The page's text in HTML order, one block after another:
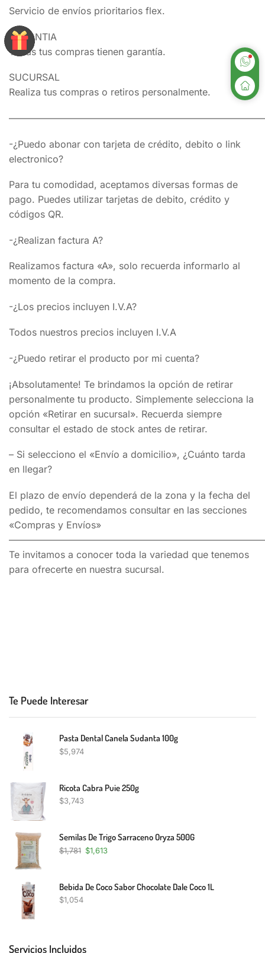
Servicio de envíos prioritarios flex.
GARANTIA
Todas tus compras tienen garantía.
SUCURSAL
Realiza tus compras o retiros personalmente.
-¿Puedo abonar con tarjeta de crédito, debito o link
electronico?
Para tu comodidad, aceptamos diversas formas de
pago. Puedes utilizar tarjetas de debito, crédito y
códigos QR.
-¿Realizan factura A?
Realizamos factura «A», solo recuerda informarlo al
momento de la compra.
-¿Los precios incluyen I.V.A?
Todos nuestros precios incluyen I.V.A
-¿Puedo retirar el producto por mi cuenta?
¡Absolutamente! Te brindamos la opción de retirar
personalmente tu producto. Simplemente selecciona la
opción «Retirar en sucursal». Recuerda siempre
consultar el estado de stock antes de retirar.
– Si selecciono el «Envío a domicilio», ¿Cuánto tarda
en llegar?
El plazo de envío dependerá de la zona y la fecha del
pedido, te recomendamos consultar en las secciones
«Compras y Envíos»
Te invitamos a conocer toda la variedad que tenemos
para ofrecerte en nuestra sucursal.
Te Puede Interesar
Pasta Dental Canela Sudanta 100g
$5,974
Ricota Cabra Puie 250g
$3,743
Semilas De Trigo Sarraceno Oryza 500G
$1,781 $1,613
Bebida De Coco Sabor Chocolate Dale Coco 1L
$1,054
Servicios Incluidos